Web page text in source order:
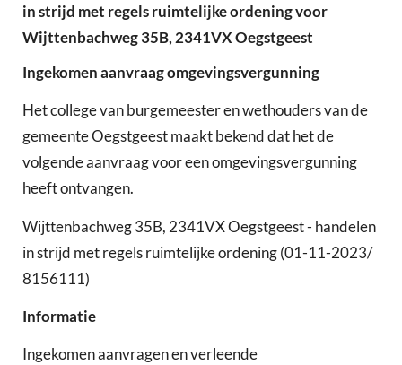
in strijd met regels ruimtelijke ordening voor
Wijttenbachweg 35B, 2341VX Oegstgeest
Ingekomen aanvraag omgevingsvergunning
Het college van burgemeester en wethouders van de
gemeente Oegstgeest maakt bekend dat het de
volgende aanvraag voor een omgevingsvergunning
heeft ontvangen.
Wijttenbachweg 35B, 2341VX Oegstgeest - handelen
in strijd met regels ruimtelijke ordening (01-11-2023/
8156111)
Informatie
Ingekomen aanvragen en verleende